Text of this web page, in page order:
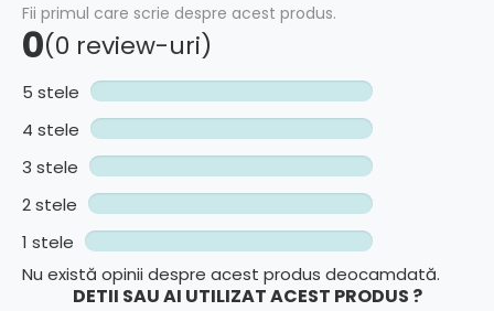
Fii primul care scrie despre acest produs.
0(0 review-uri)
5 stele
4 stele
3 stele
2 stele
1 stele
Nu există opinii despre acest produs deocamdată.
DETII SAU AI UTILIZAT ACEST PRODUS ?